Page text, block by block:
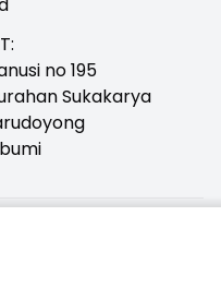
no 195
Sukakarya